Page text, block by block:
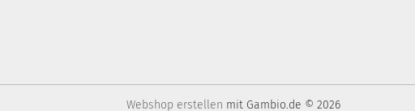
Webshop erstellen mit Gambio.de © 2026